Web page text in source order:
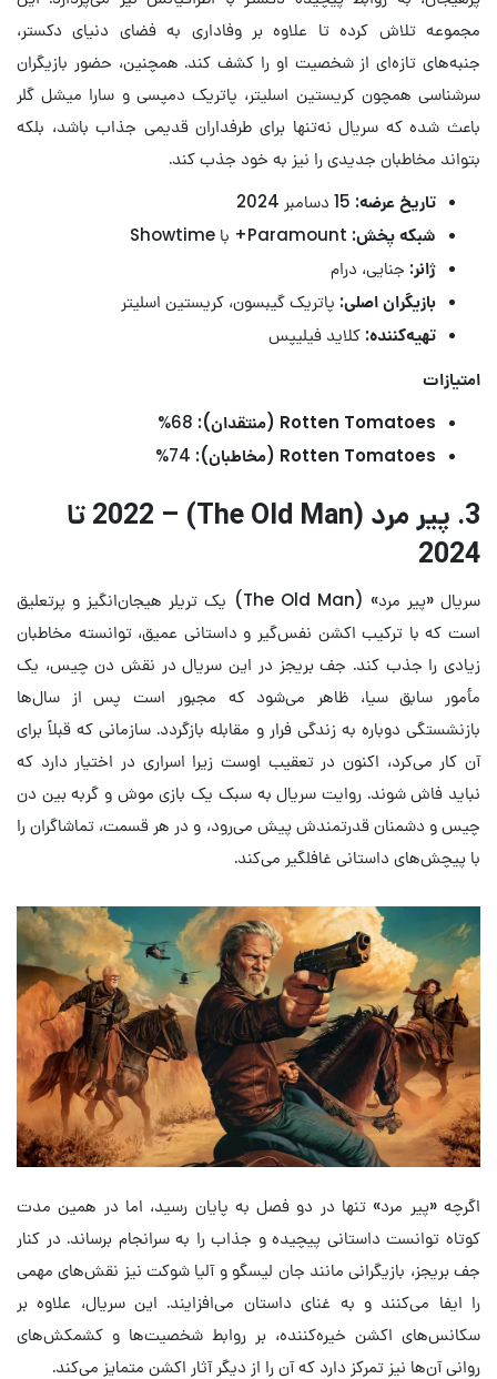
مجموعه تلاش کرده تا علاوه بر وفاداری به فضای دنیای دکستر،
جنبه‌های تازه‌ای از شخصیت او را کشف کند. همچنین، حضور بازیگران
سرشناسی همچون کریستین اسلیتر، پاتریک دمپسی و سارا میشل گلر
باعث شده که سریال نه‌تنها برای طرفداران قدیمی جذاب باشد، بلکه
بتواند مخاطبان جدیدی را نیز به خود جذب کند.
تاریخ عرضه:
شبکه پخش:
ژانر: جنایی، درام
بازیگران اصلی: پاتریک گیبسون، کریستین اسلیتر
تهیه‌کننده: کلاید فیلیپس
امتیازات
Rotten Tomatoes (منتقدان):
Rotten Tomatoes (مخاطبان):
3. پیر مرد (The Old Man) – 2022 تا
2024
سریال «پیر مرد
» (The Old Man) یک تریلر هیجان‌انگیز و پرتعلیق
است که با ترکیب اکشن نفس‌گیر و داستانی عمیق، توانسته مخاطبان
زیادی را جذب کند. جف بریجز در این سریال در نقش دن چیس، یک
مأمور سابق سیا، ظاهر می‌شود که مجبور است پس از سال‌ها
بازنشستگی دوباره به زندگی فرار و مقابله بازگردد. سازمانی که قبلاً برای
آن کار می‌کرد، اکنون در تعقیب اوست زیرا اسراری در اختیار دارد که
نباید فاش شوند. روایت سریال به سبک یک بازی موش و گربه بین دن
چیس و دشمنان قدرتمندش پیش می‌رود، و در هر قسمت، تماشاگران را
با پیچش‌های داستانی غافلگیر می‌کند.
اگرچه «پیر مرد» تنها در دو فصل به پایان رسید، اما در همین مدت
کوتاه توانست داستانی پیچیده و جذاب را به سرانجام برساند. در کنار
جف بریجز، بازیگرانی مانند جان لیسگو و آلیا شوکت نیز نقش‌های مهمی
را ایفا می‌کنند و به غنای داستان می‌افزایند. این سریال، علاوه بر
سکانس‌های اکشن خیره‌کننده، بر روابط شخصیت‌ها و کشمکش‌های
روانی آن‌ها نیز تمرکز دارد که آن را از دیگر آثار اکشن متمایز می‌کند.